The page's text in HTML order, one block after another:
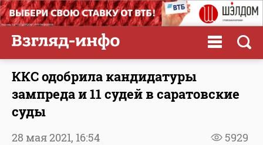
ККС одобрила кандидатуры
зампреда и 11 судей в саратовские
суды
5929
28 мая 2021, 16:54